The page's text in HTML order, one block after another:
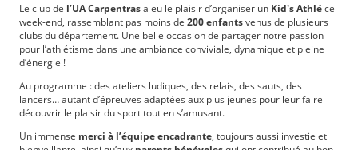
Le club de l’UA Carpentrasa eu le plaisir d’organiser un Kid's Athléce
week-end, rassemblant pas moins de 200 enfantsvenus de plusieurs
clubs du département. Une belle occasion de partager notre passion
pour l’athlétisme dans une ambiance conviviale, dynamique et pleine
d’énergie !
Au programme : des ateliers ludiques, des relais, des sauts, des
lancers… autant d’épreuves adaptées aux plus jeunes pour leur faire
découvrir le plaisir du sport tout en s’amusant.
Un immense merci à l’équipe encadrante, toujours aussi investie et